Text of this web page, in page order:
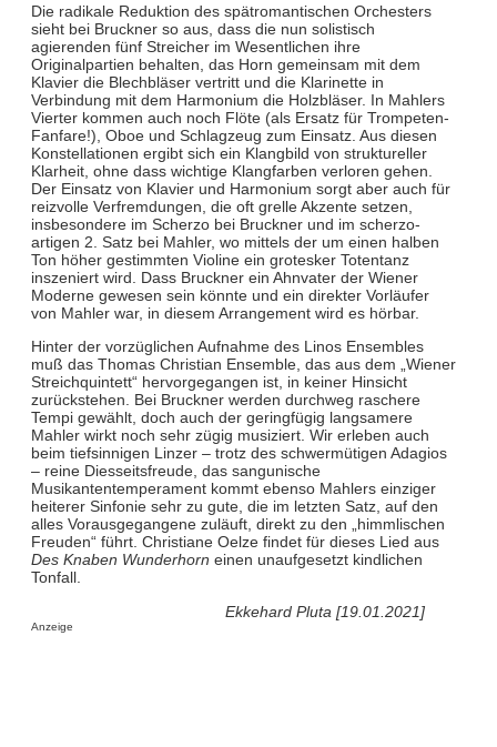
Die radikale Reduktion des spätromantischen Orchesters
sieht bei Bruckner so aus, dass die nun solistisch
agierenden fünf Streicher im Wesentlichen ihre
Originalpartien behalten, das Horn gemeinsam mit dem
Klavier die Blechbläser vertritt und die Klarinette in
Verbindung mit dem Harmonium die Holzbläser. In Mahlers
Vierter kommen auch noch Flöte (als Ersatz für Trompeten-
Fanfare!), Oboe und Schlagzeug zum Einsatz. Aus diesen
Konstellationen ergibt sich ein Klangbild von struktureller
Klarheit, ohne dass wichtige Klangfarben verloren gehen.
Der Einsatz von Klavier und Harmonium sorgt aber auch für
reizvolle Verfremdungen, die oft grelle Akzente setzen,
insbesondere im Scherzo bei Bruckner und im scherzo-
artigen 2. Satz bei Mahler, wo mittels der um einen halben
Ton höher gestimmten Violine ein grotesker Totentanz
inszeniert wird. Dass Bruckner ein Ahnvater der Wiener
Moderne gewesen sein könnte und ein direkter Vorläufer
von Mahler war, in diesem Arrangement wird es hörbar.
Hinter der vorzüglichen Aufnahme des Linos Ensembles
muß das Thomas Christian Ensemble, das aus dem „Wiener
Streichquintett“ hervorgegangen ist, in keiner Hinsicht
zurückstehen. Bei Bruckner werden durchweg raschere
Tempi gewählt, doch auch der geringfügig langsamere
Mahler wirkt noch sehr zügig musiziert. Wir erleben auch
beim tiefsinnigen Linzer – trotz des schwermütigen Adagios
– reine Diesseitsfreude, das sangunische
Musikantentemperament kommt ebenso Mahlers einziger
heiterer Sinfonie sehr zu gute, die im letzten Satz, auf den
alles Vorausgegangene zuläuft, direkt zu den „himmlischen
Freuden“ führt. Christiane Oelze findet für dieses Lied aus
Des Knaben Wunderhorn einen unaufgesetzt kindlichen
Tonfall.
Ekkehard Pluta [19.01.2021]
Anzeige